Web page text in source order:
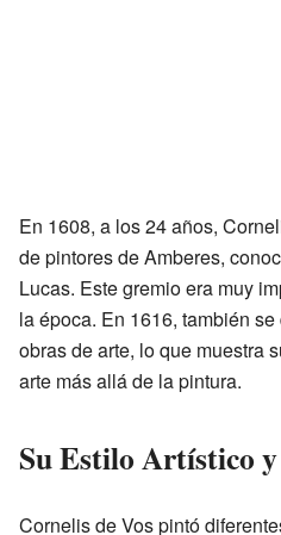
En 1608, a los 24 años,
de pintores de Amberes,
Lucas. Este gremio era muy
la época. En 1616, también
obras de arte, lo que muestra
arte más allá de la pintura.
Su Estilo Artístico
Cornelis de Vos pintó